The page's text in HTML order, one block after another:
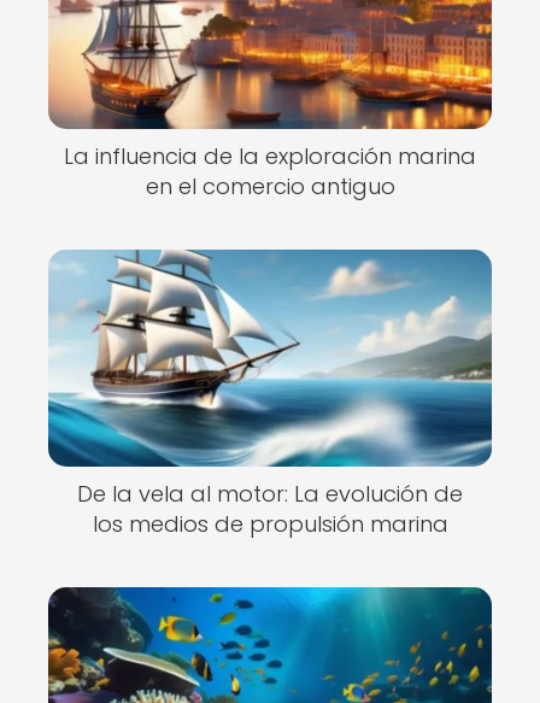
La influencia de la exploración marina
en el comercio antiguo
De la vela al motor: La evolución de
los medios de propulsión marina